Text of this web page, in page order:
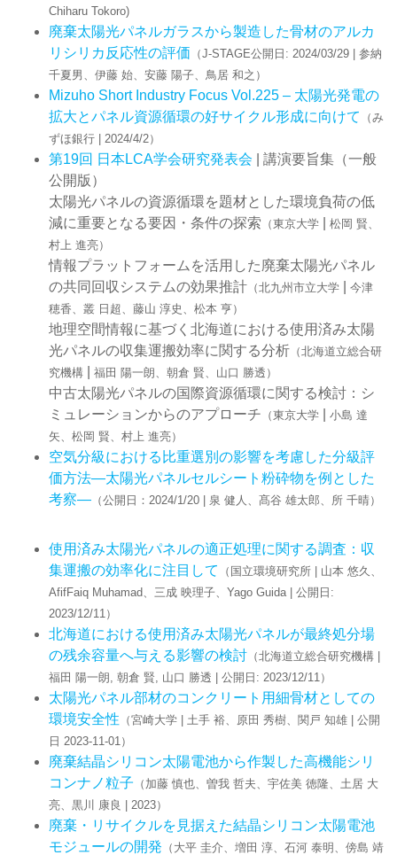
Chiharu Tokoro)
廃棄太陽光パネルガラスから製造した骨材のアルカ
リシリカ反応性の評価 （J-STAGE公開日: 2024/03/29 | 参納
千夏男、伊藤 始、安藤 陽子、鳥居 和之）
Mizuho Short Industry Focus Vol.225 – 太陽光発電の
拡大とパネル資源循環の好サイクル形成に向けて
（み
ずほ銀行 | 2024/4/2）
第19回 日本LCA学会研究発表会 | 講演要旨集（一般
公開版）
太陽光パネルの資源循環を題材とした環境負荷の低
減に重要となる要因・条件の探索 （東京大学
松岡 賢、
村上 進亮）
情報プラットフォームを活⽤した廃棄太陽光パネル
の共同回収システムの効果推計 （北九州市立大学
今津
穂香、叢 日超、藤山 淳史、松本 亨）
地理空間情報に基づく北海道における使用済み太陽
光パネルの収集運搬効率に関する分析 （北海道立総合研
究機構
福田 陽一朗、朝倉 賢、山口 勝透）
中古太陽光パネルの国際資源循環に関する検討：シ
ミュレーションからのアプローチ （東京大学
小島 達
矢、松岡 賢、村上 進亮）
空気分級における比重選別の影響を考慮した分級評
価方法—太陽光パネルセルシート粉砕物を例とした
考察— （公開日：2024/1/20 | 泉 健人、髙谷 雄太郎、所 千晴）
使用済み太陽光パネルの適正処理に関する調査：収
集運搬の効率化に注目して
（国立環境研究所 | 山本 悠久、
AfifFaiq Muhamad、三成 映理子、Yago Guida | 公開日:
2023/12/11）
北海道における使用済み太陽光パネルが最終処分場
の残余容量へ与える影響の検討 （北海道立総合研究機構 |
福田 陽一朗, 朝倉 賢, 山口 勝透 | 公開日: 2023/12/11）
太陽光パネル部材のコンクリート用細骨材としての
環境安全性 （宮崎大学 | 土手 裕、原田 秀樹、関戸 知雄 | 公開
日 2023-11-01）
廃棄結晶シリコン太陽電池から作製した高機能シリ
コンナノ粒子 （加藤 慎也、曽我 哲夫、宇佐美 徳隆、土居 大
亮、黒川 康良 | 2023）
廃棄・リサイクルを見据えた結晶シリコン太陽電池
モジュールの開発 （大平 圭介、増田 淳、石河 泰明、傍島 靖